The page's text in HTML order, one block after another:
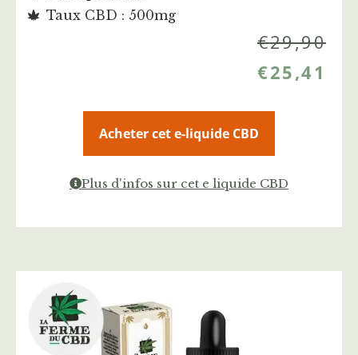
Taux CBD : 500mg
€29,90
€25,41
Acheter cet e-liquide CBD
Plus d'infos sur cet e liquide CBD